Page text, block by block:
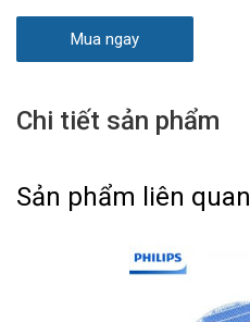
Mua ngay
Chi tiết sản phẩm
Sản phẩm liên quan